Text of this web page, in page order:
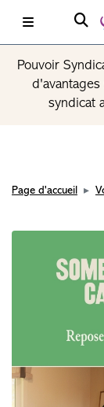
Pouvoir
syndicat
Page d'accueil